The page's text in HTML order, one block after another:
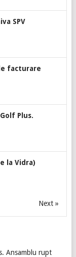
SPV
facturare
Plus.
la Vidra)
Next »
Ansamblu rupt